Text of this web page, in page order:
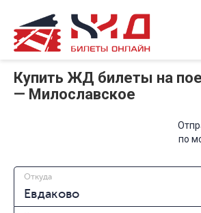
Купить ЖД билеты на
— Милославское
по
Откуда